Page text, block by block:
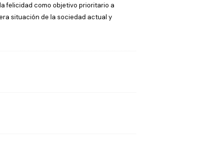
felicidad como objetivo prioritario a
situación de la sociedad actual y